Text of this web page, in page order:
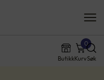
ButikkKurv
0
Søk